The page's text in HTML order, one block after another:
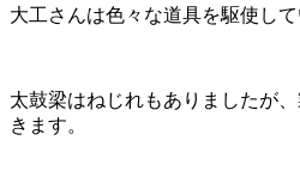
大工さんは色々な道具を駆使して
太鼓梁はねじれもありましたが
きます。